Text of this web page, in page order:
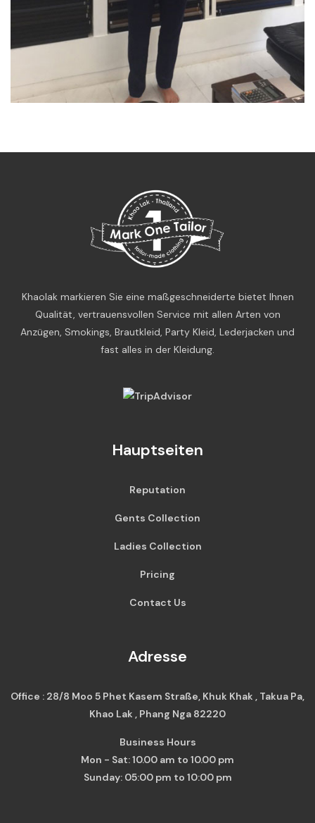
Khaolak markieren Sie eine maßgeschneiderte bietet Ihnen
Qualität, vertrauensvollen Service mit allen Arten von
Anzügen, Smokings, Brautkleid, Party Kleid, Lederjacken und
fast alles in der Kleidung.
Hauptseiten
Reputation
Gents Collection
Ladies Collection
Pricing
Contact Us
Adresse
Office : 28/8 Moo 5 Phet Kasem Straße, Khuk Khak , Takua Pa,
Khao Lak , Phang Nga 82220
Business Hours
Mon - Sat: 10.00 am to 10.00 pm
Sunday: 05:00 pm to 10:00 pm